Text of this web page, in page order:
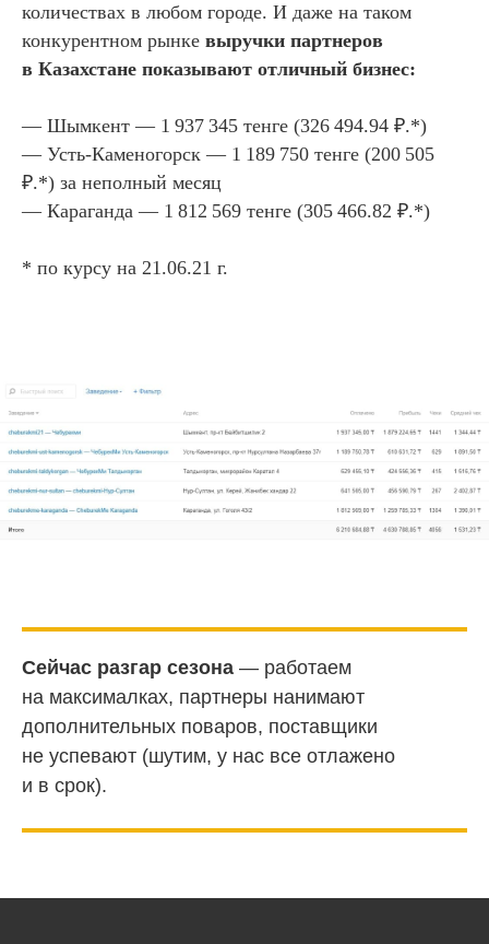
количествах в любом городе. И даже на таком
конкурентном рынке выручки партнеров
в Казахстане показывают отличный бизнес:
— Шымкент — 1 937 345 тенге (326 494.94 ₽.*)
— Усть-Каменогорск — 1 189 750 тенге (200 505
₽.*) за неполный месяц
— Караганда — 1 812 569 тенге (305 466.82 ₽.*)
* по курсу на 21.06.21 г.
Сейчас разгар сезона — работаем
на максималках, партнеры нанимают
дополнительных поваров, поставщики
не успевают (шутим, у нас все отлажено
и в срок).